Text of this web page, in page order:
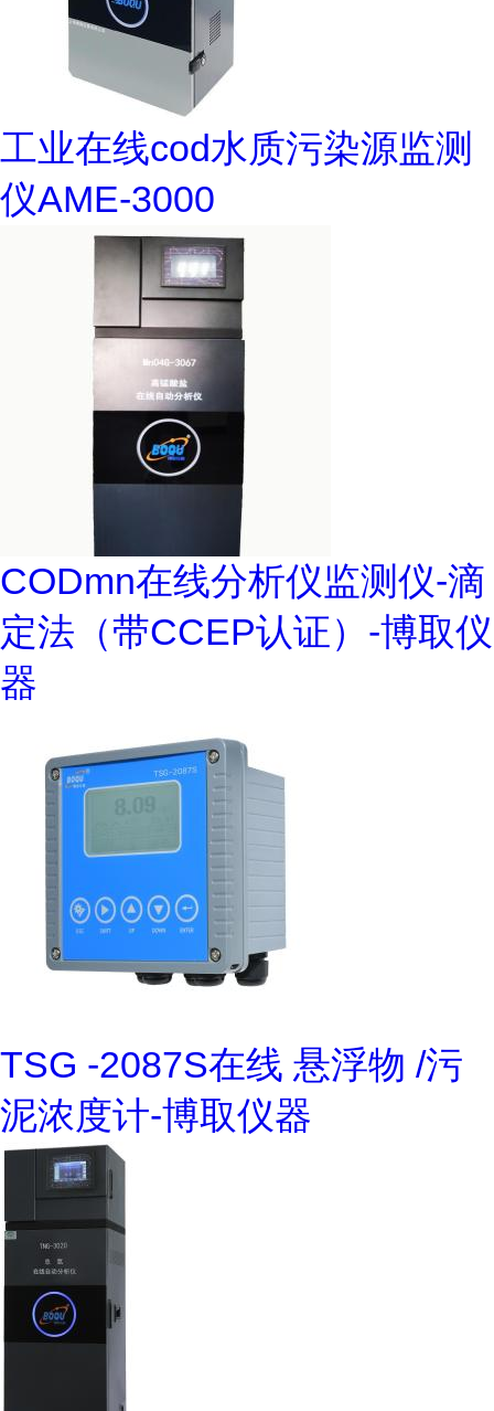
工业在线cod水质污染源监测
仪AME-3000
CODmn在线分析仪监测仪-滴
定法（带CCEP认证）-博取仪
器
TSG -2087S在线 悬浮物 /污
泥浓度计-博取仪器